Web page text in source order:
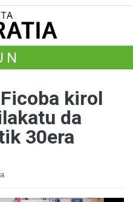
kirol
da
30era